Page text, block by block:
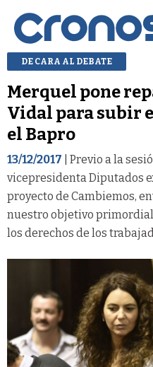
DE CARA AL DEBATE
Merquel pone
Vidal para subir
el Bapro
13/12/2017 | Previo a la
vicepresidenta Diputados
proyecto de Cambiemos,
nuestro objetivo
los derechos de los